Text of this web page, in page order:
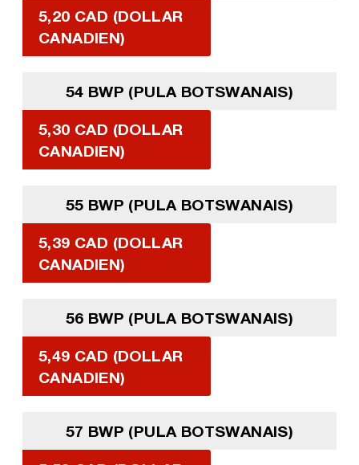
5,20 CAD (DOLLAR
CANADIEN)
54 BWP (PULA BOTSWANAIS)
5,30 CAD (DOLLAR
CANADIEN)
55 BWP (PULA BOTSWANAIS)
5,39 CAD (DOLLAR
CANADIEN)
56 BWP (PULA BOTSWANAIS)
5,49 CAD (DOLLAR
CANADIEN)
57 BWP (PULA BOTSWANAIS)